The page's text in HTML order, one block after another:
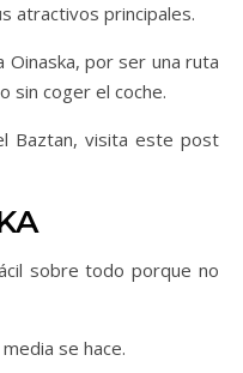
atractivos principales.
Oinaska, por ser una ruta
sin coger el coche.
Baztan, visita este post
sobre todo porque no
se hace.